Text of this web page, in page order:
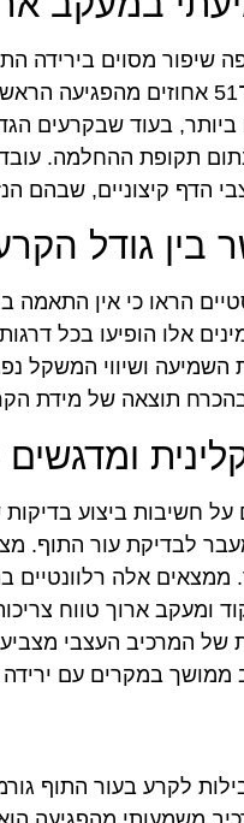
שיפור מסוים בירידה
הממוצע הגיע לכ־51 אחוזים
בעוד שבקרעים
תקופת ההחלמה.
הדף קיצוניים, שבהם
בין גודל
הראו כי אין התאמה
אלו הופיעו בכל
השמיעה ושיווי המשקל
תוצאה של מידת
ומדגשים
על חשיבות ביצוע
לבדיקת עור התוף.
ממצאים אלה
ומעקב ארוך טווח
המרכיב העצבי
ממושך במקרים עם
לקרע בעור התוף